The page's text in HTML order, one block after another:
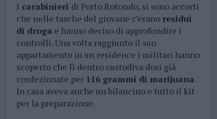
I carabinieri di Porto Rotondo, si sono accorti
che nelle tasche del giovane c’erano residui
di droga e hanno deciso di approfondire i
controlli. Una volta raggiunto il suo
appartamento in un residence i militari hanno
scoperto che lì dentro custodiva dosi già
confezionate per 116 grammi di marijuana.
In casa aveva anche un bilancino e tutto il kit
per la preparazione.